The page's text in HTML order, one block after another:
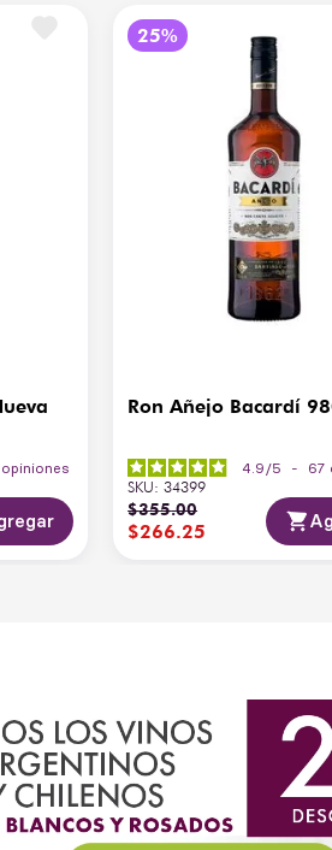
Blanco, Con sabor, Licor de ron
opiniones
Ron Añejo Bacardí
4.9 /5 - 67
SKU:34399
$355.00
$266.25